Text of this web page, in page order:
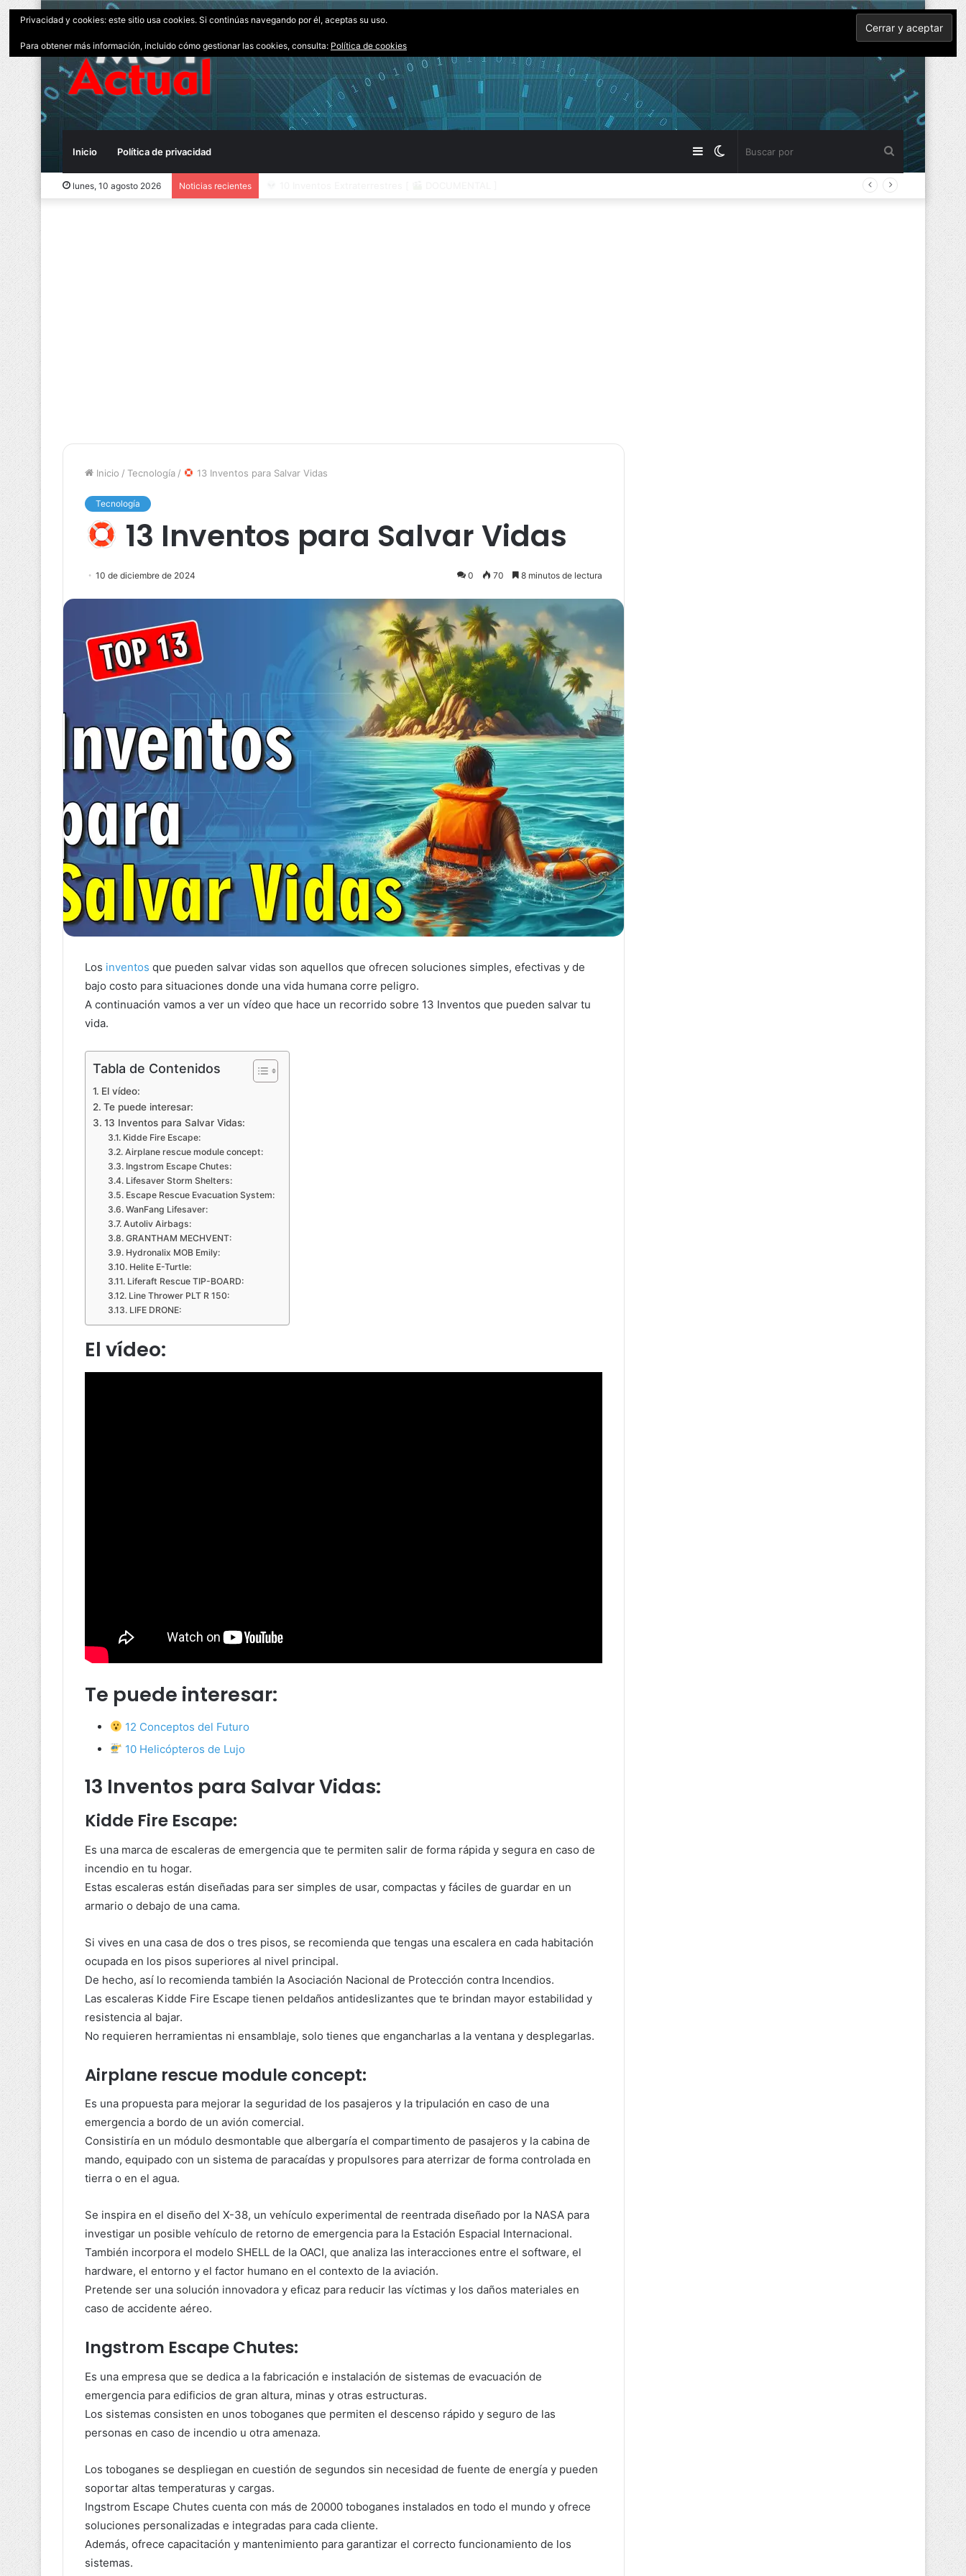
Inicio Política de privacidad Buscar
por
Switch
Barra
lunes, 10 agosto 2026 Noticias recientes
Inicio / Tecnología / 13 Inventos para Salvar Vidas
Tecnología
13 Inventos para Salvar Vidas
10 de diciembre de 2024 0 70 8 minutos de lectura
Los inventos que pueden salvar vidas son aquellos que ofrecen soluciones simples, efectivas y de
bajo costo para situaciones donde una vida humana corre peligro.
A continuación vamos a ver un vídeo que hace un recorrido sobre 13 Inventos que pueden salvar tu
vida.
Tabla de Contenidos
El vídeo:
Te puede interesar:
13 Inventos para Salvar Vidas:
Kidde Fire Escape:
Airplane rescue module concept:
Ingstrom Escape Chutes:
Lifesaver Storm Shelters:
Escape Rescue Evacuation System:
WanFang Lifesaver:
Autoliv Airbags:
GRANTHAM MECHVENT:
Hydronalix MOB Emily:
Helite E-Turtle:
Liferaft Rescue TIP-BOARD:
Line Thrower PLT R 150:
LIFE DRONE:
El vídeo:
Te puede interesar:
12 Conceptos del Futuro
10 Helicópteros de Lujo
13 Inventos para Salvar Vidas:
Kidde Fire Escape:
Es una marca de escaleras de emergencia que te permiten salir de forma rápida y segura en caso de
incendio en tu hogar.
Estas escaleras están diseñadas para ser simples de usar, compactas y fáciles de guardar en un
armario o debajo de una cama.
Si vives en una casa de dos o tres pisos, se recomienda que tengas una escalera en cada habitación
ocupada en los pisos superiores al nivel principal.
De hecho, así lo recomienda también la Asociación Nacional de Protección contra Incendios.
Las escaleras Kidde Fire Escape tienen peldaños antideslizantes que te brindan mayor estabilidad y
resistencia al bajar.
No requieren herramientas ni ensamblaje, solo tienes que engancharlas a la ventana y desplegarlas.
Airplane rescue module concept:
Es una propuesta para mejorar la seguridad de los pasajeros y la tripulación en caso de una
emergencia a bordo de un avión comercial.
Consistiría en un módulo desmontable que albergaría el compartimento de pasajeros y la cabina de
mando, equipado con un sistema de paracaídas y propulsores para aterrizar de forma controlada en
tierra o en el agua.
Se inspira en el diseño del X-38, un vehículo experimental de reentrada diseñado por la NASA para
investigar un posible vehículo de retorno de emergencia para la Estación Espacial Internacional.
También incorpora el modelo SHELL de la OACI, que analiza las interacciones entre el software, el
hardware, el entorno y el factor humano en el contexto de la aviación.
Pretende ser una solución innovadora y eficaz para reducir las víctimas y los daños materiales en
caso de accidente aéreo.
Ingstrom Escape Chutes:
Es una empresa que se dedica a la fabricación e instalación de sistemas de evacuación de
emergencia para edificios de gran altura, minas y otras estructuras.
Los sistemas consisten en unos toboganes que permiten el descenso rápido y seguro de las
personas en caso de incendio u otra amenaza.
Los toboganes se despliegan en cuestión de segundos sin necesidad de fuente de energía y pueden
soportar altas temperaturas y cargas.
Ingstrom Escape Chutes cuenta con más de 20000 toboganes instalados en todo el mundo y ofrece
soluciones personalizadas e integradas para cada cliente.
Además, ofrece capacitación y mantenimiento para garantizar el correcto funcionamiento de los
sistemas.
Privacidad y cookies: este sitio usa cookies. Si continúas navegando por él, aceptas su uso.
Para obtener más información, incluido cómo gestionar las cookies, consulta: Política de cookies